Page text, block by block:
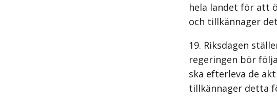
hela landet för att
och tillkännager
Riksdagen
regeringen bör
ska efterleva de
tillkännager detta